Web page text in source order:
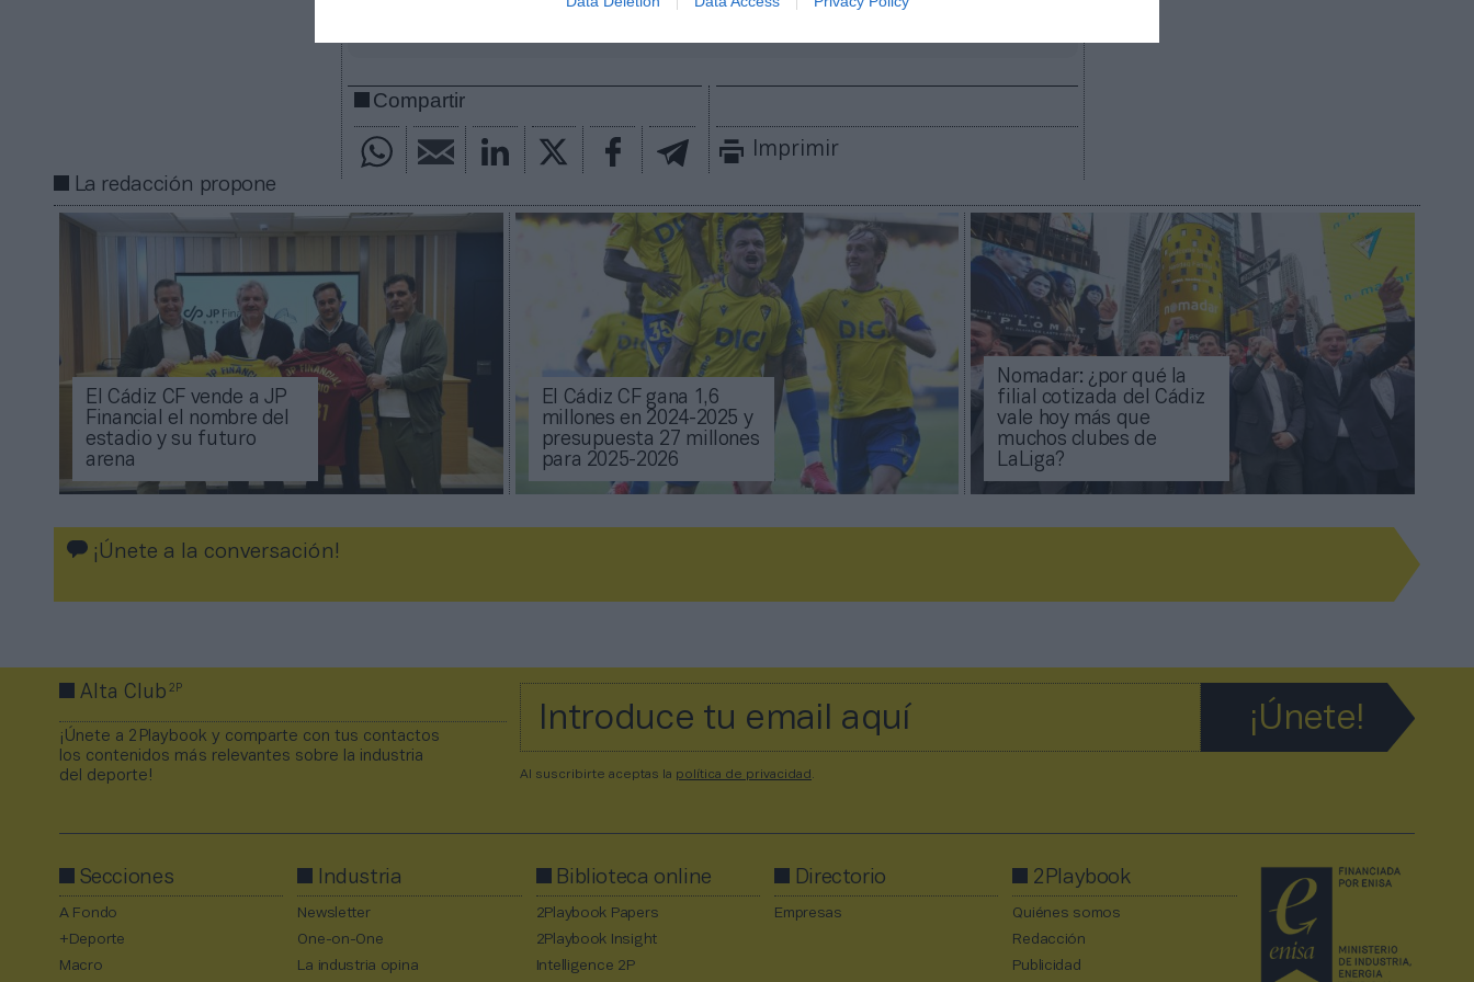
Compartir
Imprimir
La redacción propone
El Cádiz CF vende a JP
Financial el nombre del
estadio y su futuro
arena
El Cádiz CF gana 1,6
millones en 2024-2025 y
presupuesta 27 millones
para 2025-2026
Nomadar: ¿por qué la
filial cotizada del Cádiz
vale hoy más que
muchos clubes de
LaLiga?
¡Únete a la conversación!
Alta Club2P
¡Únete a 2Playbook y comparte con tus contactos
los contenidos más relevantes sobre la industria
del deporte!
Al suscribirte aceptas la política de privacidad
Secciones
A Fondo
+Deporte
Macro
Industria
Newsletter
One-on-One
La industria opina
Biblioteca online
2Playbook Papers
2Playbook Insight
Intelligence 2P
Directorio
Empresas
2Playbook
Quiénes somos
Redacción
Publicidad